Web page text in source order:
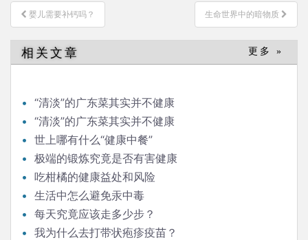
文
章
导
航
婴儿需要补钙吗？ 生命世界中的暗物质
相关文章 更多 »
“清淡”的广东菜其实并不健康
“清淡”的广东菜其实并不健康
世上哪有什么“健康中餐”
极端的锻炼究竟是否有害健康
吃柑橘的健康益处和风险
生活中怎么避免汞中毒
每天究竟应该走多少步？
我为什么去打带状疱疹疫苗？